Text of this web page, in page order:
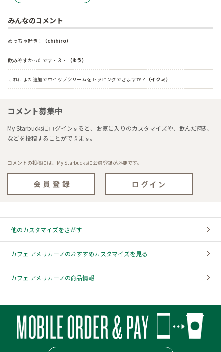
みんなのコメント
めっちゃ好き！ （chihiro）
飲みやすかったです・３・ （ゆう）
これにまた追加でホイップクリームをトッピングできますか？ （イクミ）
コメント募集中
My Starbucksにログインすると、お気に入りのカスタマイズや、飲んだ感想
などを投稿することができます。
コメントの投稿には、My Starbucksに会員登録が必要です。
他のカスタマイズをさがす
カフェ アメリカーノのおすすめカスタマイズを見る
カフェ アメリカーノの商品情報